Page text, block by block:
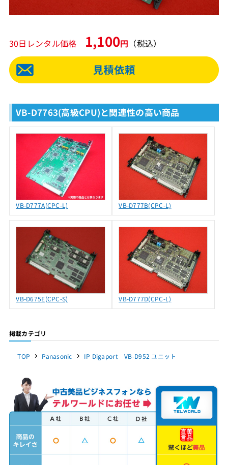
30日レンタル価格 1,100円 （税込）
VB-D7763(高級CPU)と関連性の高い商品
VB-D777A(CPC-L) VB-D777B(CPC-L)
VB-D675E(CPC-S) VB-D777D(CPC-L)
掲載カテゴリ
TOP Panasonic IP Digaport VB-D952 ユニット